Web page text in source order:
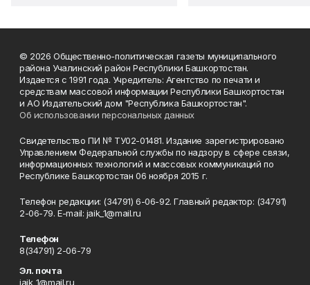
© 2026 Общественно-политическая газеты муниципального
района Учалинский район Республики Башкортостан.
Издается с 1991 года. Учредитель: Агентство по печати и
средствам массовой информации Республики Башкортостан
и АО Издательский дом "Республика Башкортостан".
Об использовании персональных данных
Свидетельство ПИ № ТУ02-01481. Издание зарегистрировано
Управлением Федеральной службы по надзору в сфере связи,
информационных технологий и массовых коммуникаций по
Республике Башкортостан 06 ноября 2015 г.
Телефон редакции: (34791) 6-06-92. Главный редактор: (34791)
2-06-79. Е-mаil: jaik_1@mail.ru
Телефон
8(34791) 2-06-79
Эл. почта
jaik_1@mail.ru